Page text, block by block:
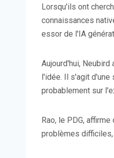
Lorsqu'ils ont
connaissances
essor de l'IA
Aujourd'hui,
l'idée. Il s'agit
probablement sur
Rao, le PDG,
problèmes